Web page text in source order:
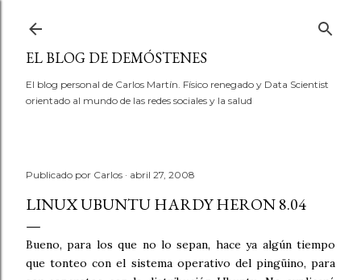
EL BLOG DE DEMÓSTENES
El blog personal de Carlos Martín. Físico renegado y Data Scientist
orientado al mundo de las redes sociales y la salud
Publicado por Carlos abril 27, 2008
LINUX UBUNTU HARDY HERON 8.04
Bueno, para los que no lo sepan, hace ya algún tiempo
que tonteo con el sistema operativo del pingüino, para